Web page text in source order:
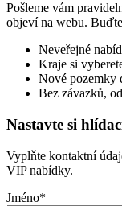
Pošleme vám
objeví na webu.
Neveřejné
Kraje si
Nové pozemky
Bez závazků,
Nastavte si
Vyplňte kontaktní
VIP nabídky.
Jméno*